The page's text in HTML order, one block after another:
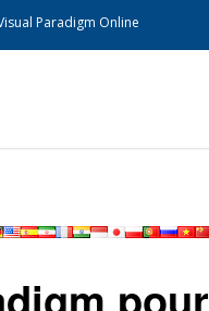
Paradigm Online